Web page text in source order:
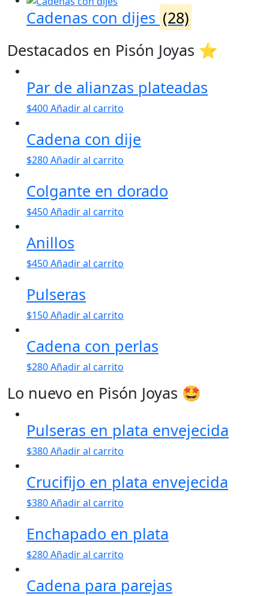
Cadenas con dijes (28)
Destacados en Pisón Joyas ⭐
Par de alianzas plateadas
$400Añadir al carrito
Cadena con dije
$280Añadir al carrito
Colgante en dorado
$450Añadir al carrito
Anillos
$450Añadir al carrito
Pulseras
$150Añadir al carrito
Cadena con perlas
$280Añadir al carrito
Lo nuevo en Pisón Joyas 🤩
Pulseras en plata envejecida
$380Añadir al carrito
Crucifijo en plata envejecida
$380Añadir al carrito
Enchapado en plata
$280Añadir al carrito
Cadena para parejas